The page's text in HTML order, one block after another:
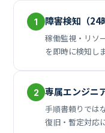
1 障害検知（24
稼働監視・リソ
を即時に検知しま
2 専属エンジニ
手順書頼りでは
復旧・暫定対応